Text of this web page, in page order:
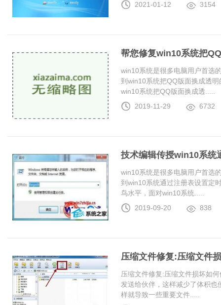
2021-01-12
3154
帮您修复win10系统把
win10系统是很多电脑用户首选
到win10系统把QQ版面换成透
win10系统把QQ版面换成透.....
2019-11-29
6732
技术编辑传授win10系统
win10系统是很多电脑用户首选
到win10系统通过注册表设置定
鸟水平，面对win10系统.....
2019-09-20
838
压缩文件修复:压缩文件
压缩文件修复:压缩文件损坏如
发送给伙伴，这样减少了体积
样就导致一些重要文件.....